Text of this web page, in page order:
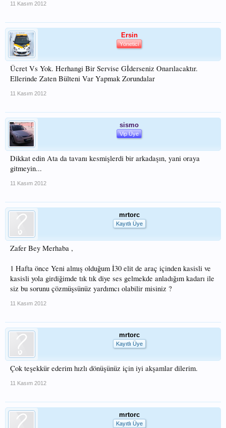
11 Kasım 2012
Ersin
Yönetici
Ücret Vs Yok. Herhangi Bir Servise Gİderseniz Onarılacaktır.
Ellerinde Zaten Bülteni Var Yapmak Zorundalar
11 Kasım 2012
sismo
Vip Üye
Dikkat edin Ata da tavanı kesmişlerdi bir arkadaşın, yani oraya
gitmeyin...
11 Kasım 2012
mrtorc
Kayıtlı Üye
Zafer Bey Merhaba ,
1 Hafta önce Yeni almış olduğum İ30 elit de araç içinden kasisli ve
kasisli yola girdiğimde tık tık diye ses gelmekde anladığım kadarı ile
siz bu sorunu çözmüşsünüz yardımcı olabilir misiniz ?
11 Kasım 2012
mrtorc
Kayıtlı Üye
Çok teşekkür ederim hızlı dönüşünüz için iyi akşamlar dilerim.
11 Kasım 2012
mrtorc
Kayıtlı Üye